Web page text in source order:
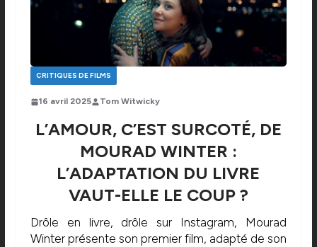
CRITIQUES DE FILMS
16 avril 2025 Tom Witwicky
L’AMOUR, C’EST SURCOTÉ, DE
MOURAD WINTER :
L’ADAPTATION DU LIVRE
VAUT-ELLE LE COUP ?
Drôle en livre, drôle sur Instagram, Mourad
Winter présente son premier film, adapté de son